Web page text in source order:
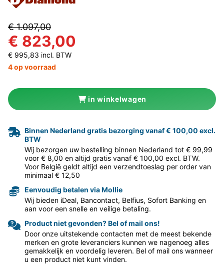
€ 1.097,00
€ 823,00
€ 995,83 incl. BTW
4 op voorraad
in winkelwagen
Binnen Nederland gratis bezorging vanaf € 100,00 excl.
BTW
Wij bezorgen uw bestelling binnen Nederland tot € 99,99
voor € 8,00 en altijd gratis vanaf € 100,00 excl. BTW.
Voor België geldt altijd een verzendtoeslag per order van
minimaal € 12,50
Eenvoudig betalen via Mollie
Wij bieden iDeal, Bancontact, Belfius, Sofort Banking en
aan voor een snelle en veilige betaling.
Product niet gevonden? Bel of mail ons!
Door onze uitstekende contacten met de meest bekende
merken en grote leveranciers kunnen we nagenoeg alles
gemakkelijk en voordelig leveren. Bel of mail ons wanneer
u een product niet kunt vinden.